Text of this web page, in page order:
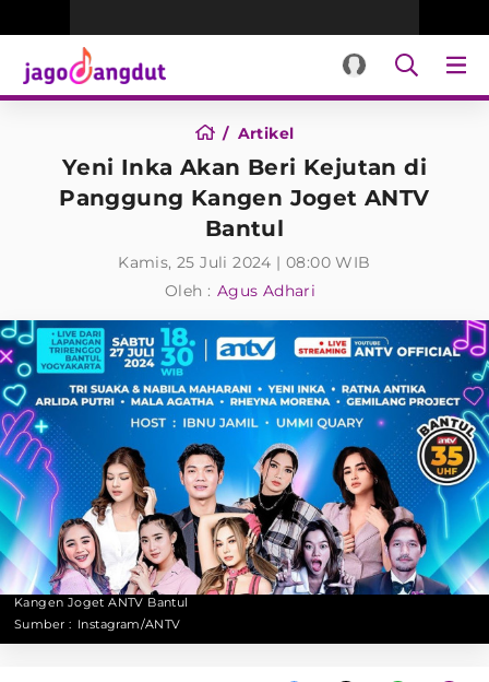
Artikel
Yeni Inka Akan Beri Kejutan di
Panggung Kangen Joget ANTV
Bantul
Kamis, 25 Juli 2024 | 08:00 WIB
Oleh : Agus Adhari
Kangen Joget ANTV Bantul
Sumber : Instagram/ANTV